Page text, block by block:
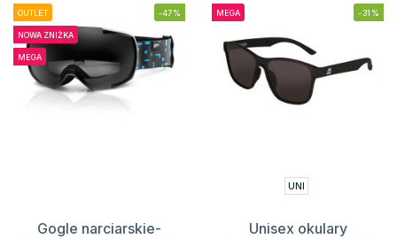
OUTLET
NOWA ZNIŻKA
MEGA
-47%
Gogle narciarskie-
MEGA -31%
UNI
Unisex okulary